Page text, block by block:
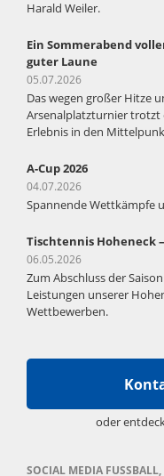
Harald Weiler.
Ein Sommerabend
guter Laune
05.07.2026
Das wegen großer Hitze
Arsenalplatzturnier trotzt
Erlebnis in den
A-Cup 2026
04.07.2026
Spannende Wettkämpfe
Tischtennis Hoheneck
06.05.2026
Zum Abschluss der
Leistungen unserer
Wettbewerben.
oder
SOCIAL MEDIA